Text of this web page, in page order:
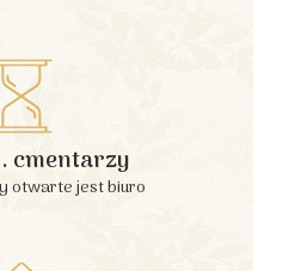
cmentarzy
otwarte jest biuro